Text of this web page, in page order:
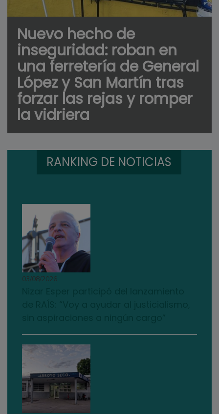
Nuevo hecho de
inseguridad: roban en
una ferretería de General
López y San Martín tras
forzar las rejas y romper
la vidriera
RANKING DE NOTICIAS
03/08/2026